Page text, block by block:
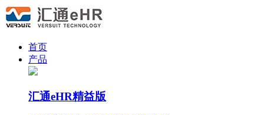
首页
产品
汇通eHR精益版